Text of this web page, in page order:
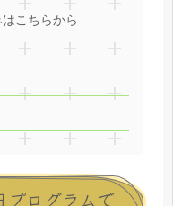
こちらから
プログラムで